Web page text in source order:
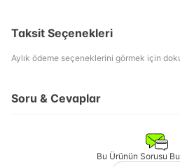
Taksit Seçenekleri
Aylık ödeme seçeneklerini görmek için
Soru & Cevaplar
Bu Ürünün Sorusu